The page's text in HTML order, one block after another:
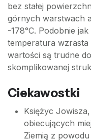
bez stałej
górnych warstwach
-178°C. Podobnie
temperatura wzrasta
wartości są trudne
skomplikowanej
Ciekawostki
Księżyc
obiecujących
Ziemią z